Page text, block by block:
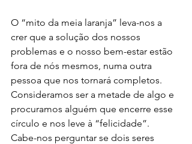
O “mito da meia laranja” leva-nos a
crer que a solução dos nossos
problemas e o nosso bem-estar estão
fora de nós mesmos, numa outra
pessoa que nos tornará completos.
Consideramos ser a metade de algo e
procuramos alguém que encerre esse
círculo e nos leve à “felicidade”.
Cabe-nos perguntar se dois seres